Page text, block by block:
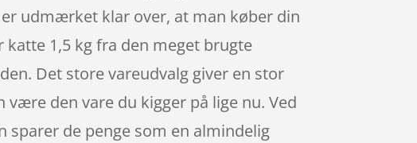
udmærket klar over, at man køber din
1,5 kg fra den meget brugte
Det store vareudvalg giver en stor
den vare du kigger på lige nu. Ved
sparer de penge som en almindelig